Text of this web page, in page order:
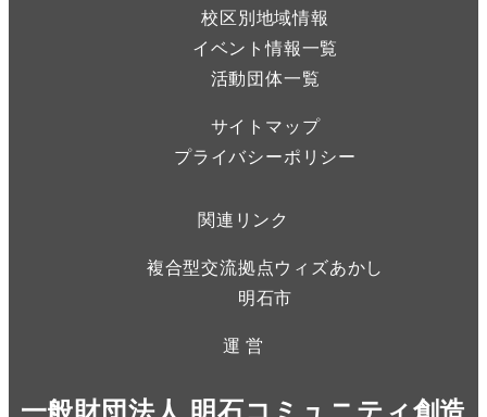
校区別地域情報
イベント情報一覧
活動団体一覧
サイトマップ
プライバシーポリシー
関連リンク
複合型交流拠点ウィズあかし
明石市
運 営
一般財団法人 明石コミュニティ創造